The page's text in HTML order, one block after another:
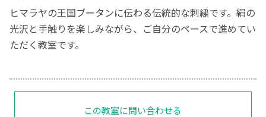
ヒマラヤの王国ブータンに伝わる伝統的な刺繍です。絹の
光沢と手触りを楽しみながら、ご自分のペースで進めてい
ただく教室です。
この教室に問い合わせる